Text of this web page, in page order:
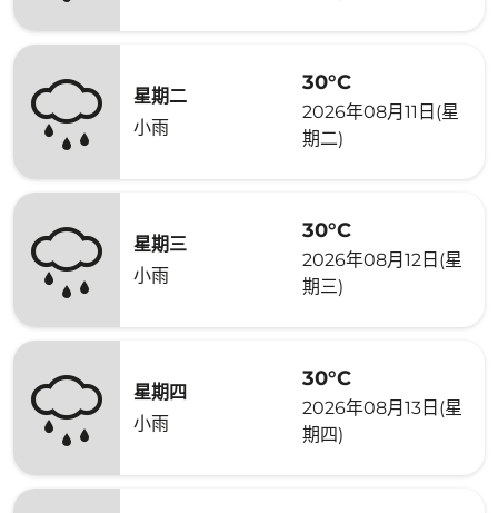
星期二
小雨
30°C
2026年08月11日(星
期二)
星期三
小雨
30°C
2026年08月12日(星
期三)
星期四
小雨
30°C
2026年08月13日(星
期四)